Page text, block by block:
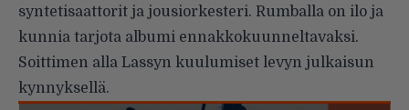
syntetisaattorit ja jousiorkesteri. Rumballa on ilo ja
kunnia tarjota albumi ennakkokuunneltavaksi.
Soittimen alla Lassyn kuulumiset levyn julkaisun
kynnyksellä.